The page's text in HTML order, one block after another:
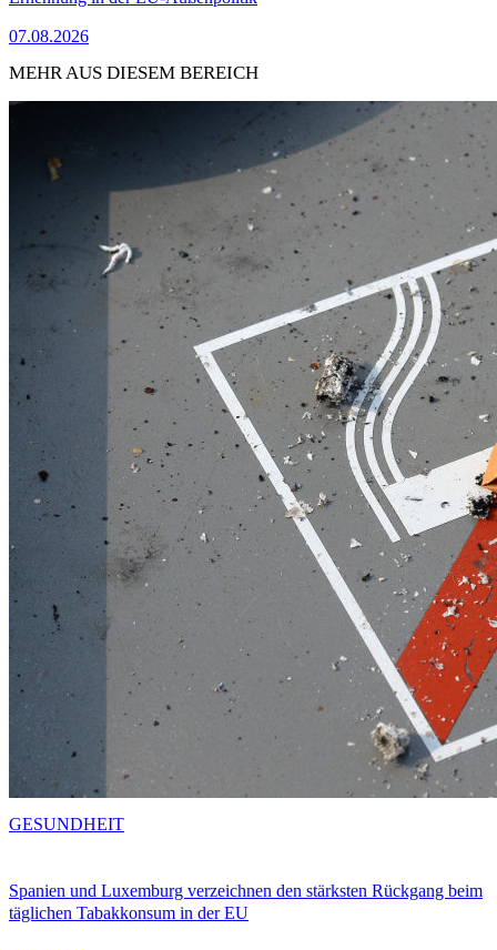
07.08.2026
MEHR AUS DIESEM BEREICH
Spanien und Luxemburg verzeichnen den stärksten Rückgang beim
täglichen Tabakkonsum in der EU
GESUNDHEIT